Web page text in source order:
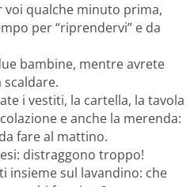
voi qualche minuto prima,
per “riprendervi” e da
bambine, mentre avrete
scaldare.
i vestiti, la cartella, la tavola
e anche la merenda:
fare al mattino.
distraggono troppo!
insieme sul lavandino: che